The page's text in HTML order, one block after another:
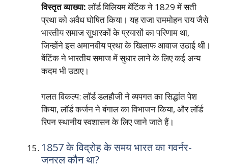
विस्तृत व्याख्या:लॉर्ड विलियम बेंटिंक ने 1829 में सती
प्रथा को अवैध घोषित किया। यह राजा राममोहन राय जैसे
भारतीय समाज सुधारकों के प्रयासों का परिणाम था,
जिन्होंने इस अमानवीय प्रथा के खिलाफ आवाज उठाई थी।
बेंटिंक ने भारतीय समाज में सुधार लाने के लिए कई अन्य
कदम भी उठाए।
गलत विकल्प: लॉर्ड डलहौजी ने व्यपगत का सिद्धांत पेश
किया, लॉर्ड कर्जन ने बंगाल का विभाजन किया, और लॉर्ड
रिपन स्थानीय स्वशासन के लिए जाने जाते हैं।
1857 के विद्रोह के समय भारत का गवर्नर-
जनरल कौन था?